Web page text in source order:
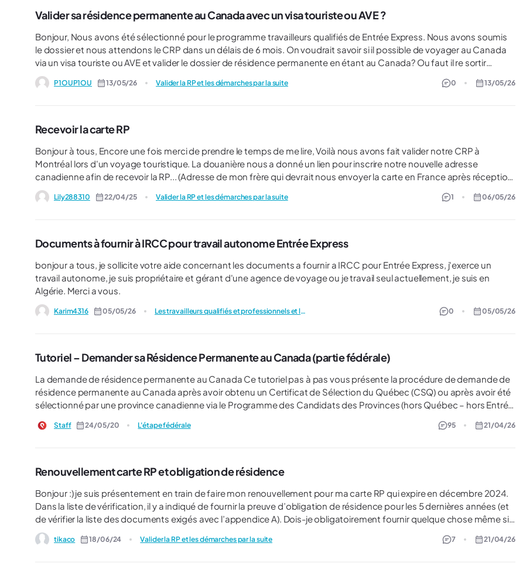
Valider sa résidence permanente au Canada avec un visa touriste ou AVE ?
Bonjour, Nous avons été sélectionné pour le programme travailleurs qualifiés de Entrée Express. Nous avons soumis
le dossier et nous attendons le CRP dans un délais de 6 mois. On voudrait savoir si il possible de voyager au Canada
via un visa touriste ou AVE et valider le dossier de résidence permanente en étant au Canada? Ou faut il re sortir
obligatoirement du Canada et passer par un poste frontalier pour activer la résidence permanente ? Merci pour votre
aide.P1OUP1OU 13/05/26 Valider la RP et les démarches par la suite 0 13/05/26
Recevoir la carte RP
Bonjour à tous, Encore une fois merci de prendre le temps de me lire, Voilà nous avons fait valider notre CRP à
Montréal lors d'un voyage touristique. La douanière nous a donné un lien pour inscrire notre nouvelle adresse
canadienne afin de recevoir la RP... (Adresse de mon frère qui devrait nous envoyer la carte en France après réception)
or ce lien ne fonctionne pas, il ne reconnaît pas notre numéro d'identifiant IUC et tous les autres numéros... Du coup je
suis en panique, car apparement cela se fait naturellement de recevoir la carte RP une fois que nous avons changé
Lily288310 22/04/25 Valider la RP et les démarches par la suite 1 06/05/26
Documents à fournir à IRCC pour travail autonome Entrée Express
bonjour a tous, je sollicite votre aide concernant les documents a fournir a IRCC pour Entrée Express, j'exerce un
travail autonome, je suis propriétaire et gérant d'une agence de voyage ou je travail seul actuellement, je suis en
Algérie. Merci a vous.
Karim4316 05/05/26 Les travailleurs qualifiés et professionnels et les métiers spécialisés 0 05/05/26
Tutoriel – Demander sa Résidence Permanente au Canada (partie fédérale)
La demande de résidence permanente au Canada Ce tutoriel pas à pas vous présente la procédure de demande de
résidence permanente au Canada après avoir obtenu un Certificat de Sélection du Québec (CSQ) ou après avoir été
sélectionné par une province canadienne via le Programme des Candidats des Provinces (hors Québec – hors Entrée
résidence permanente existent. On vous en parle ailleurs sur pvtistes.net dans notre Guide des programmes de
page du site du gouvernement canadien. Consultez le tutoriel
Staff 24/05/20 L'étape fédérale 95 21/04/26
Renouvellement carte RP et obligation de résidence
Bonjour :) je suis présentement en train de faire mon renouvellement pour ma carte RP qui expire en décembre 2024.
Dans la liste de vérification, il y a indiqué de fournir la preuve d’obligation de résidence pour les 5 dernières années (et
de vérifier la liste des documents exigés avec l’appendice A). Dois-je obligatoirement fournir quelque chose même si
dans le formulaire IMM5444, mon historique de voyage ne dépasse pas 100 jours hors Canada? (Dans la liste de
vérification d’il y a 5 ans, la preuve d’obligation de résidence était obligatoire seulement si on avait passé plus de 1095
tikaco 18/06/24 Valider la RP et les démarches par la suite 7 21/04/26